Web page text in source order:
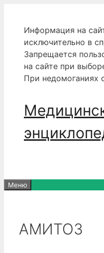
содержимому
Информация на
исключительно в
Запрещается
на сайте при
При недомоганиях
Меню
АМИТОЗ